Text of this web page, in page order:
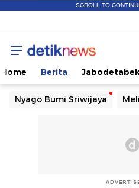
SCROLL TO
Home Berita
Nyago Bumi Sriwijaya